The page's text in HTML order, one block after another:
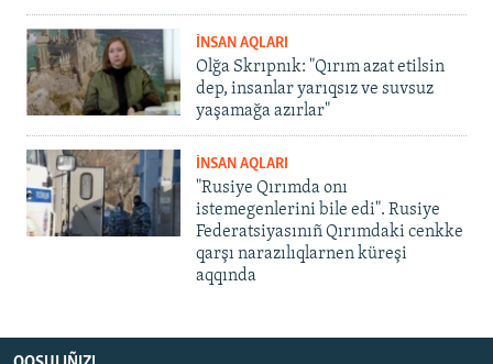
İNSAN AQLARI
Olğa Skrıpnık: "Qırım azat etilsin
dep, insanlar yarıqsız ve suvsuz
yaşamağa azırlar"
İNSAN AQLARI
"Rusiye Qırımda onı
istemegenlerini bile edi". Rusiye
Federatsiyasınıñ Qırımdaki cenkke
qarşı narazılıqlarnen küreşi
aqqında